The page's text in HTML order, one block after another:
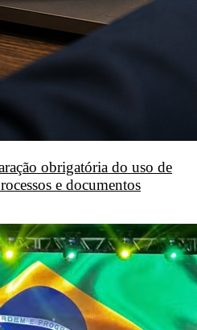
obrigatória do uso de
e documentos